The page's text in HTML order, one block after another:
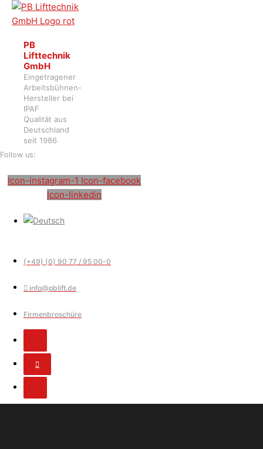
PB
Lifttechnik
GmbH
Eingetragener
Arbeitsbühnen-
Hersteller bei
IPAF
Qualität aus
Deutschland
seit 1986
Follow us:
Icon-instagram-1 Icon-facebook
Icon-linkedin
(+49) (0) 90 77 / 95 00-0
info@pblift.de
Firmenbroschüre